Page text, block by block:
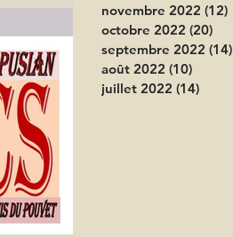
novembre 2022 (12)
octobre 2022 (20)
septembre 2022 (14)
août 2022 (10)
juillet 2022 (14)